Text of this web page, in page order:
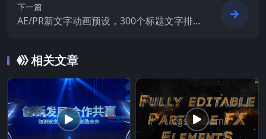
下一篇
AE/PR新文字动画预设，300个标题文字排
相关文章